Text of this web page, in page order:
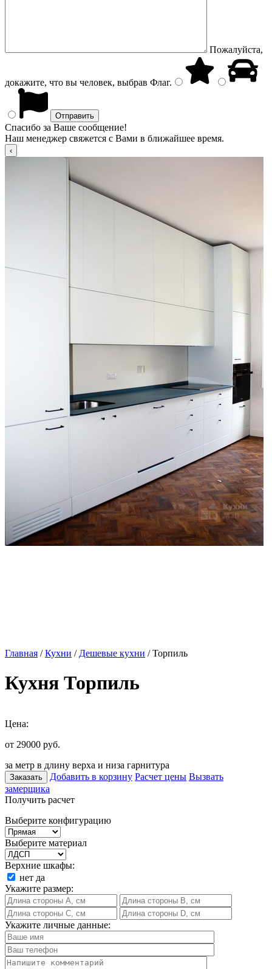
Пожалуйста,
докажите, что вы человек, выбрав Флаг.
Спасибо за Ваше сообщение!
Наш менеджер свяжется с Вами в ближайшее время.
Главная /Кухни / Дешевые кухни / Торпиль
Кухня Торпиль
Цена:
от 29000 руб.
за метр в длину верха и низа гарнитура
Заказать Добавить в корзину Расчет цены Вызвать
замерщика
Получить расчет
Выберите конфигурацию
Выберите материал
Верхние шкафы:
нет да
Укажите размер:
Укажите личные данные: